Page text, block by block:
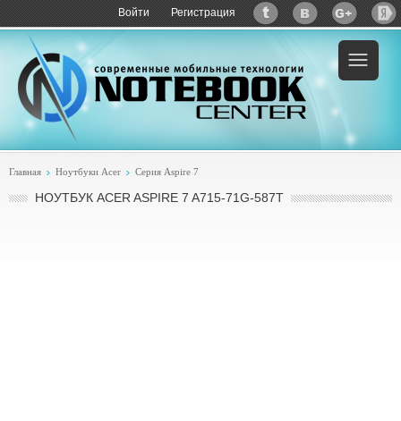
Войти Регистрация
Пример:купить Acer Aspire 7 A715-71G-587T
Главная Ноутбуки Acer Серия Aspire 7
НОУТБУК ACER ASPIRE 7 A715-71G-587T